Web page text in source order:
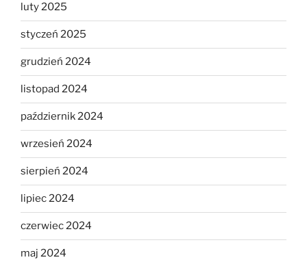
luty 2025
styczeń 2025
grudzień 2024
listopad 2024
październik 2024
wrzesień 2024
sierpień 2024
lipiec 2024
czerwiec 2024
maj 2024